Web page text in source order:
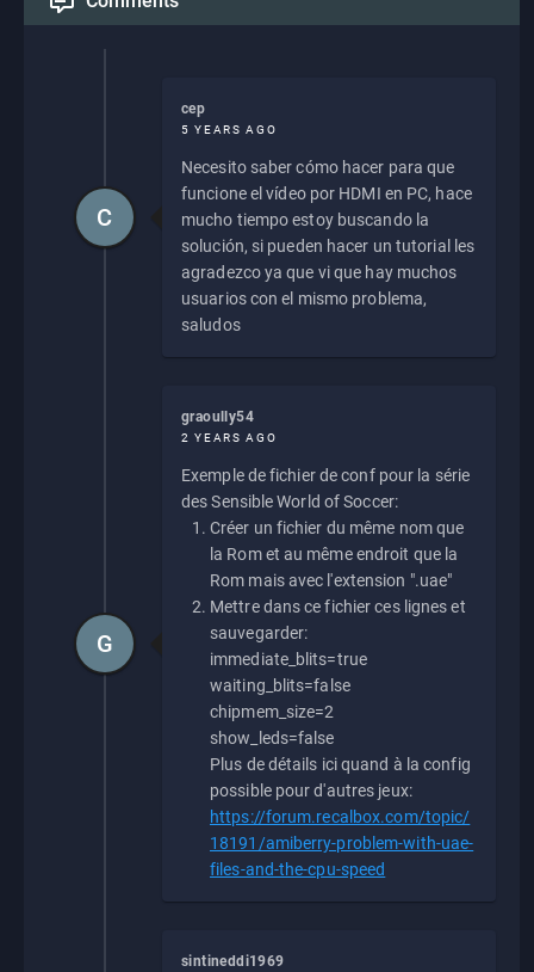
cep
5 YEARS AGO
Necesito saber cómo hacer para que
funcione el vídeo por HDMI en PC, hace
mucho tiempo estoy buscando la
solución, si pueden hacer un tutorial les
agradezco ya que vi que hay muchos
usuarios con el mismo problema,
saludos
C
graoully54
2 YEARS AGO
Exemple de fichier de conf pour la série
des Sensible World of Soccer:
Créer un fichier du même nom que
la Rom et au même endroit que la
Rom mais avec l'extension ".uae"
Mettre dans ce fichier ces lignes et
sauvegarder:
immediate_blits=true
waiting_blits=false
chipmem_size=2
show_leds=false
Plus de détails ici quand à la config
possible pour d'autres jeux:
https://forum.recalbox.com/topic/
18191/amiberry-problem-with-uae-
files-and-the-cpu-speed
G
sintineddi1969